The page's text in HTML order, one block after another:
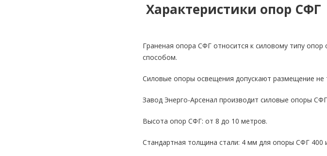
Характеристики опор СФГ
Граненая опора СФГ относится к силовому типу
способом.
Силовые опоры освещения допускают размещение не
Завод Энерго-Арсенал производит силовые опоры
Высота опор СФГ: от 8 до 10 метров.
Стандартная толщина стали: 4 мм для опоры СФГ